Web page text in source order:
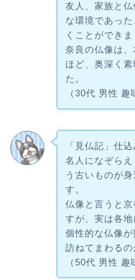
友人、家族と
な環境であっ
くことができま
奈良の仏像は
ほど、奥深く
た。
（30代 男性 趣
「見仏記」仕
名人になぞら
う古いものが
す。
仏像と言うと
すが、実は各
個性的な仏像
訪ねてまわるの
（50代 男性 趣